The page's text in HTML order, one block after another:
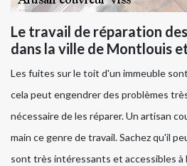
Le travail de réparation
dans la ville de Montlouis
Les fuites sur le toit d'un immeuble
cela peut engendrer des problèmes
nécessaire de les réparer. Un artisan
main ce genre de travail. Sachez qu'il
sont très intéressants et accessibles à